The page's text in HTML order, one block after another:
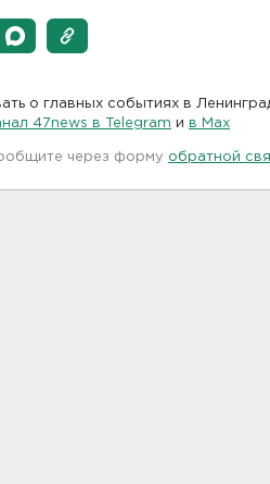
о главных событиях в
47news в Telegram и в Maх
через форму обратной